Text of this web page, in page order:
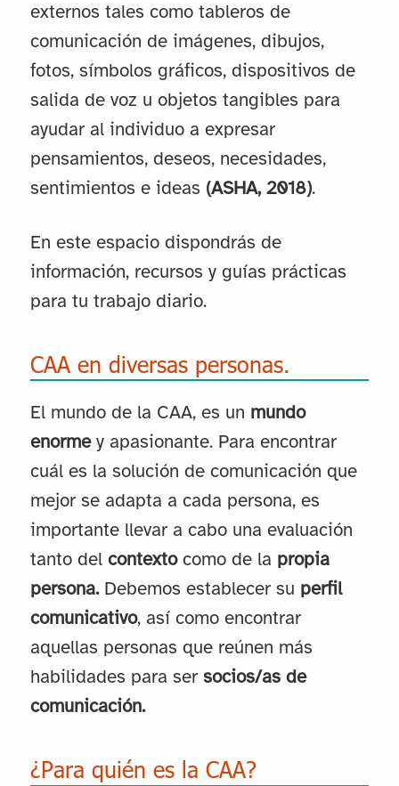
externos tales como tableros de
comunicación de imágenes, dibujos,
fotos, símbolos gráficos, dispositivos de
salida de voz u objetos tangibles para
ayudar al individuo a expresar
pensamientos, deseos, necesidades,
sentimientos e ideas (ASHA, 2018).
En este espacio dispondrás de
información, recursos y guías prácticas
para tu trabajo diario.
CAA en diversas personas.
El mundo de la CAA, es un mundo
enormey apasionante. Para encontrar
cuál es la solución de comunicación que
mejor se adapta a cada persona, es
importante llevar a cabo una evaluación
tanto del contextocomo de la propia
persona.Debemos establecer su perfil
comunicativo, así como encontrar
aquellas personas que reúnen más
habilidades para ser socios/as de
comunicación.
¿Para quién es la CAA?